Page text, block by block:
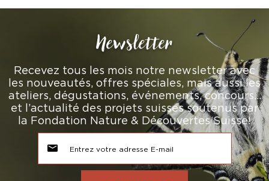
Newsletter
Recevez tous les mois notre newsletter avec
les nouveautés, offres spéciales, mais aussi les
ateliers, dégustations, événements, concours…
et l’actualité des projets suisses soutenus par
la Fondation Nature & Découvertes Suisse!